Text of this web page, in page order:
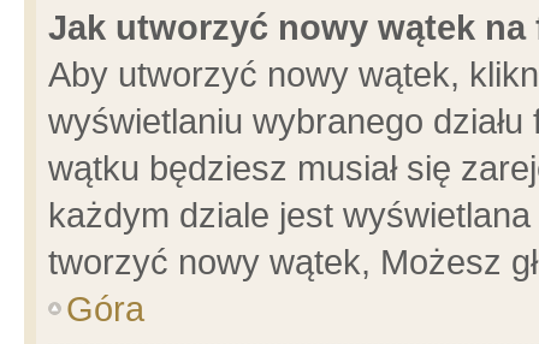
Jak utworzyć nowy wątek na
Aby utworzyć nowy wątek,
wyświetlaniu wybranego
wątku będziesz musiał się
każdym dziale jest
tworzyć nowy wątek, Możesz
Góra